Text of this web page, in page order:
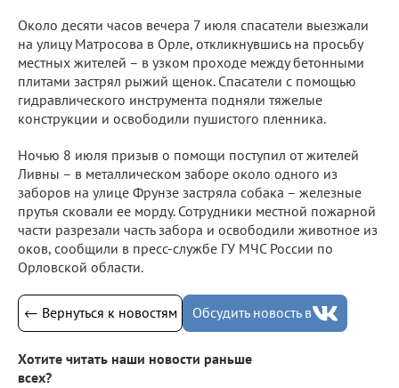
Около десяти часов вечера 7 июля спасатели выезжали
на улицу Матросова в Орле, откликнувшись на просьбу
местных жителей – в узком проходе между бетонными
плитами застрял рыжий щенок. Спасатели с помощью
гидравлического инструмента подняли тяжелые
конструкции и освободили пушистого пленника.
Ночью 8 июля призыв о помощи поступил от жителей
Ливны – в металлическом заборе около одного из
заборов на улице Фрунзе застряла собака – железные
прутья сковали ее морду. Сотрудники местной пожарной
части разрезали часть забора и освободили животное из
оков, сообщили в пресс-службе ГУ МЧС России по
Орловской области.
← Вернуться к новостям Обсудить новость в
Хотите читать наши новости раньше
всех?